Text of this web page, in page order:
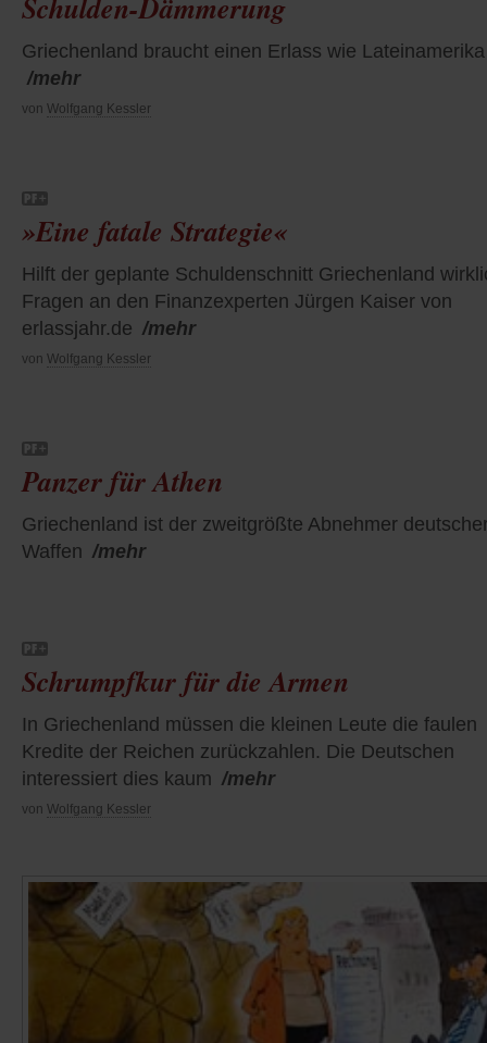
Schulden-Dämmerung
Griechenland braucht einen Erlass wie Lateinamerika
/mehr
von Wolfgang Kessler
»Eine fatale Strategie«
Hilft der geplante Schuldenschnitt Griechenland
Fragen an den Finanzexperten Jürgen Kaiser von
erlassjahr.de /mehr
von Wolfgang Kessler
Panzer für Athen
Griechenland ist der zweitgrößte Abnehmer
Waffen /mehr
Schrumpfkur für die Armen
In Griechenland müssen die kleinen Leute die faulen
Kredite der Reichen zurückzahlen. Die Deutschen
interessiert dies kaum /mehr
von Wolfgang Kessler